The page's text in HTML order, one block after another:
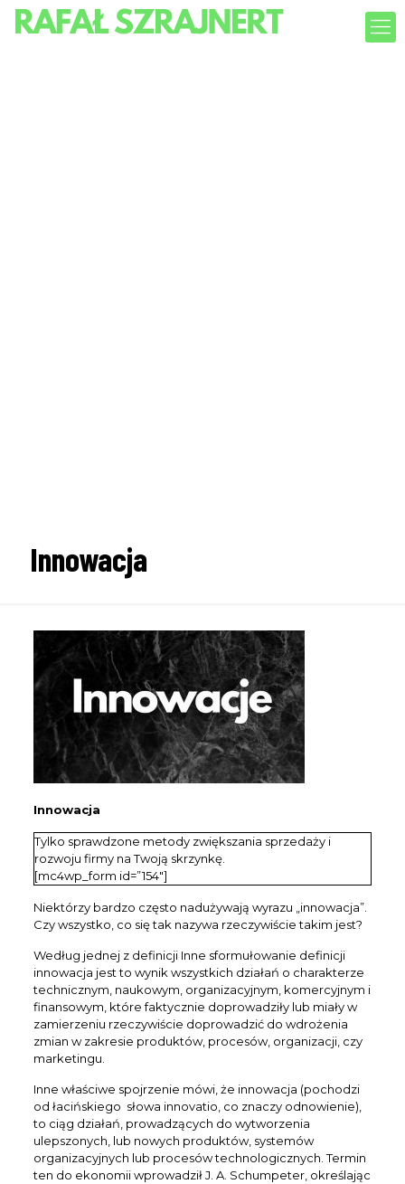
Innowacja
Innowacja
Tylko sprawdzone metody zwiększania sprzedaży i
rozwoju firmy na Twoją skrzynkę.
[mc4wp_form id=”154″]
Niektórzy bardzo często nadużywają wyrazu „innowacja”.
Czy wszystko, co się tak nazywa rzeczywiście takim jest?
Według jednej z definicji Inne sformułowanie definicji
innowacja jest to wynik wszystkich działań o charakterze
technicznym, naukowym, organizacyjnym, komercyjnym i
finansowym, które faktycznie doprowadziły lub miały w
zamierzeniu rzeczywiście doprowadzić do wdrożenia
zmian w zakresie produktów, procesów, organizacji, czy
marketingu.
Inne właściwe spojrzenie mówi, że innowacja (pochodzi
od łacińskiego słowa innovatio, co znaczy odnowienie),
to ciąg działań, prowadzących do wytworzenia
ulepszonych, lub nowych produktów, systemów
organizacyjnych lub procesów technologicznych. Termin
ten do ekonomii wprowadził J. A. Schumpeter, określając